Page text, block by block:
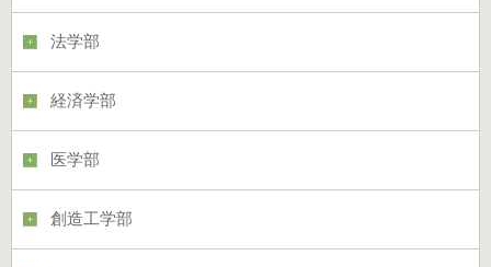
法学部
経済学部
医学部
創造工学部